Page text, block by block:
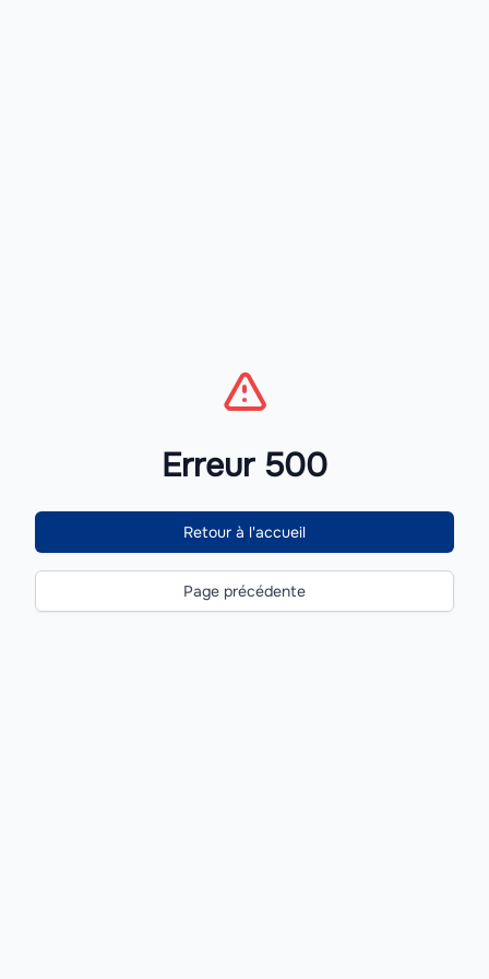
Erreur 500
Retour à l'accueil
Page précédente